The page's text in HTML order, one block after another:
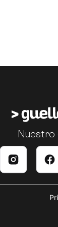
Nuestro